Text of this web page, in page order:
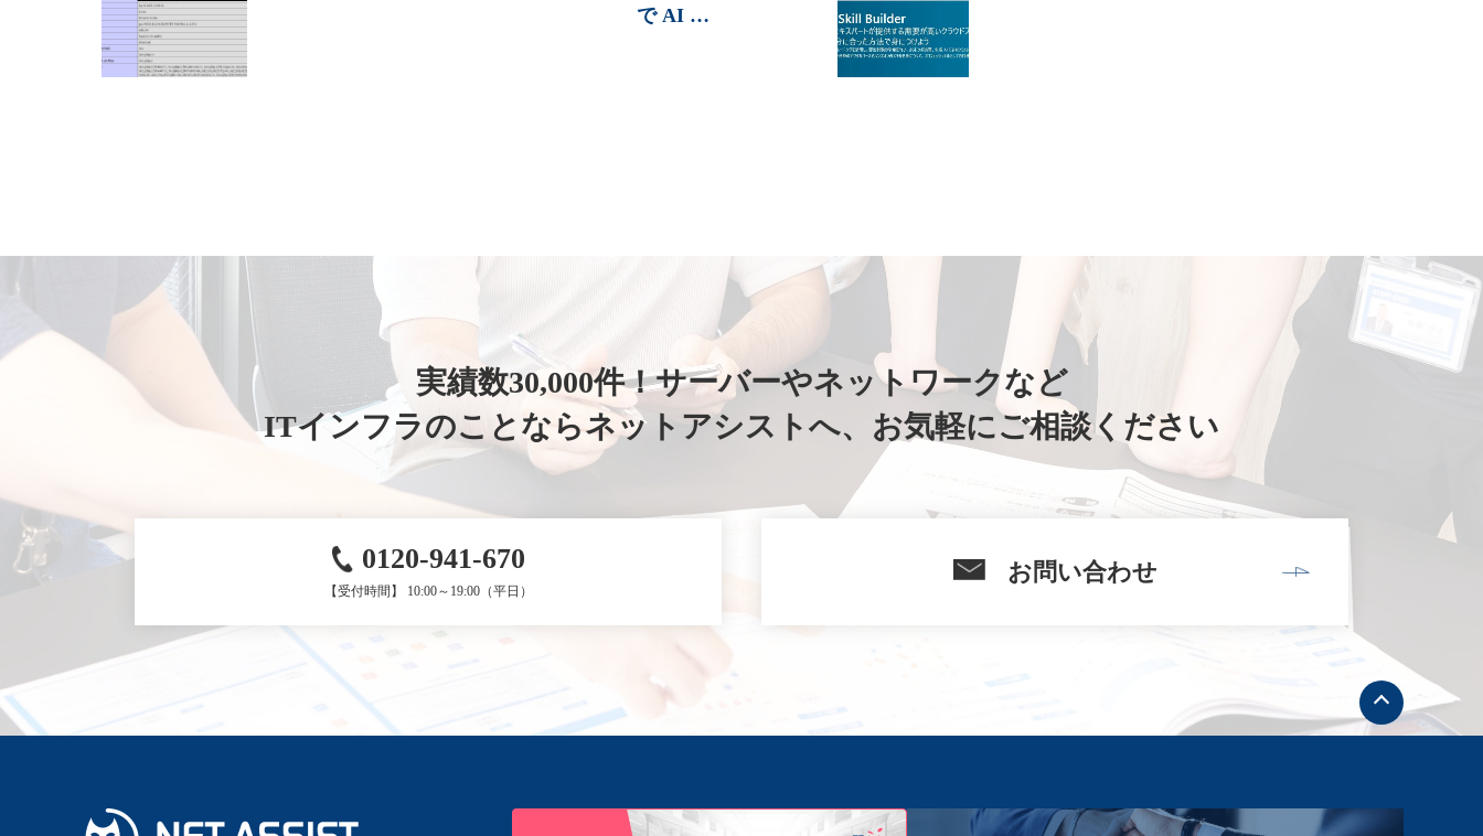
で AI …
実績数30,000件！サーバーやネットワークなど
ITインフラのことならネットアシストへ、 お気軽にご相談ください
0120-941-670
【受付時間】 10:00～19:00（平日）
お問い合わせ
ト
ッ
プ
へ